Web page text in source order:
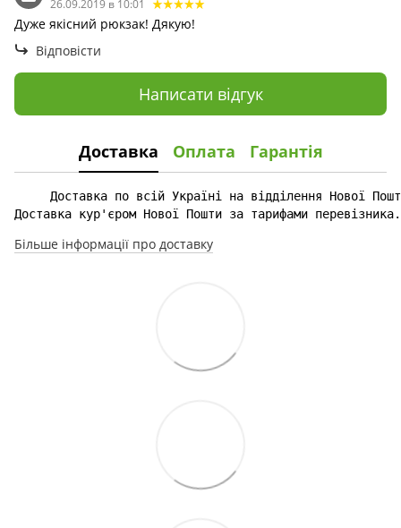
26.09.2019 в 10:01
Дуже якісний рюкзак! Дякую!
Відповісти
Написати відгук
Доставка Оплата Гарантія
Доставка кур'єром Нової Пошти за тарифами перевізника.
Більше інформації про доставку